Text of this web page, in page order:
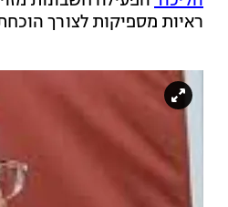
ראיות מספיקות לצורך